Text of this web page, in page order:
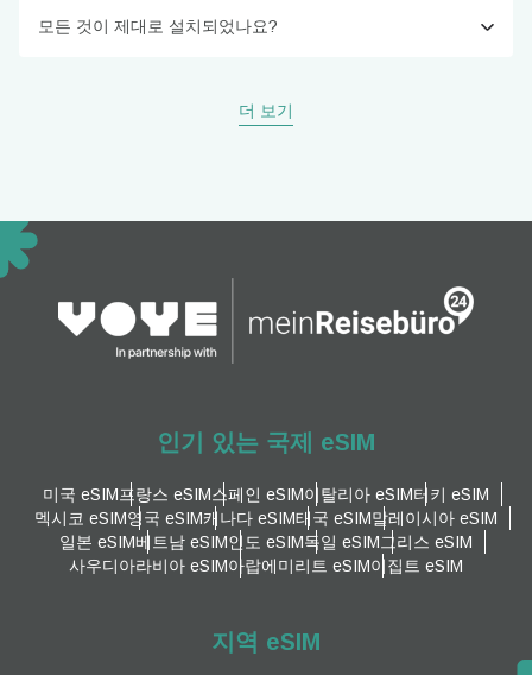
모든 것이 제대로 설치되었나요?
더 보기
인기 있는 국제 eSIM
미국 eSIM프랑스 eSIM스페인 eSIM이탈리아 eSIM터키 eSIM
멕시코 eSIM영국 eSIM캐나다 eSIM태국 eSIM말레이시아 eSIM
일본 eSIM베트남 eSIM인도 eSIM독일 eSIM그리스 eSIM
사우디아라비아 eSIM아랍에미리트 eSIM이집트 eSIM
지역 eSIM